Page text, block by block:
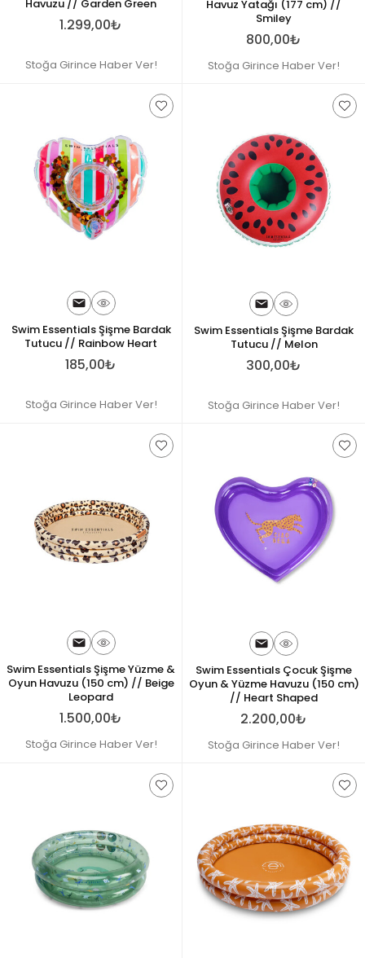
Havuzu // Garden Green
1.299,00₺
Stoğa Girince Haber Ver!
Havuz Yatağı (177 cm) //
Smiley
800,00₺
Stoğa Girince Haber Ver!
Swim Essentials Şişme Bardak
Tutucu // Rainbow Heart
185,00₺
Stoğa Girince Haber Ver!
Swim Essentials Şişme Bardak
Tutucu // Melon
300,00₺
Stoğa Girince Haber Ver!
Swim Essentials Şişme Yüzme &
Oyun Havuzu (150 cm) // Beige
Leopard
1.500,00₺
Stoğa Girince Haber Ver!
Swim Essentials Çocuk Şişme
Oyun & Yüzme Havuzu (150 cm)
// Heart Shaped
2.200,00₺
Stoğa Girince Haber Ver!